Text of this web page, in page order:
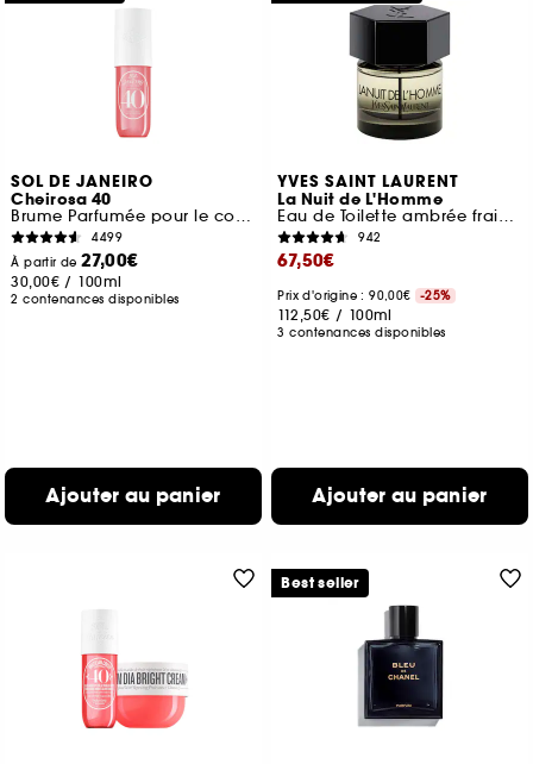
SOL DE JANEIRO
Cheirosa 40
Brume Parfumée pour le corps et les cheveux
4499
À partir de27,00€
30,00€ / 100ml
2 contenances disponibles
Ajouter au panier
YVES SAINT LAURENT
La Nuit de L'Homme
Eau de Toilette ambrée fraiche
942
67,50€
Prix d'origine : 90,00€ -25%
112,50€ / 100ml
3 contenances disponibles
Ajouter au panier
Best seller